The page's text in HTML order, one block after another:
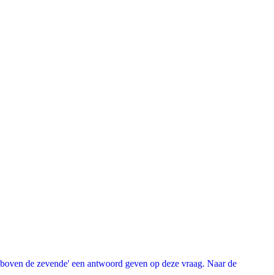
de zevende' een antwoord geven op deze vraag. Naar de